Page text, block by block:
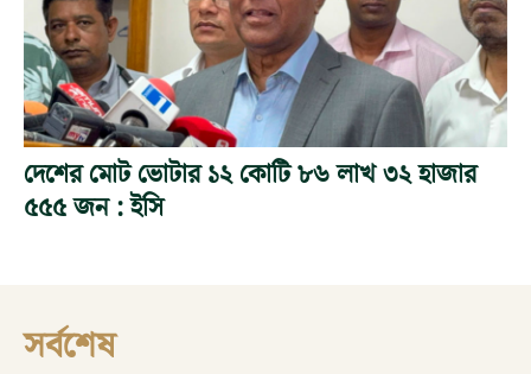
দেশের মোট ভোটার ১২ কোটি ৮৬ লাখ ৩২ হাজার
৫৫৫ জন : ইসি
সর্বশেষ